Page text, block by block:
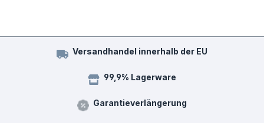
Versandhandel innerhalb der EU
99,9% Lagerware
Garantieverlängerung